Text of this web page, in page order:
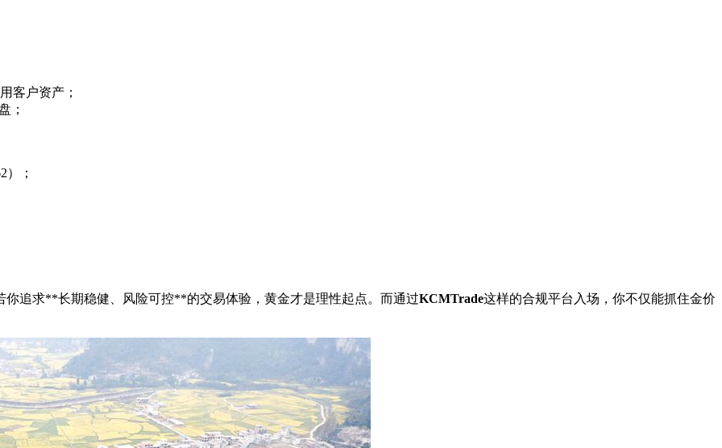
客户资产；
；
；
追求**长期稳健、风险可控**的交易体验，黄金才是理性起点。而通过KCMTrade这样的合规平台入场，你不仅能抓住金价